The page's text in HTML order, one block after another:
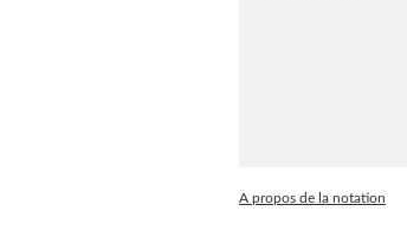
A propos de la notation